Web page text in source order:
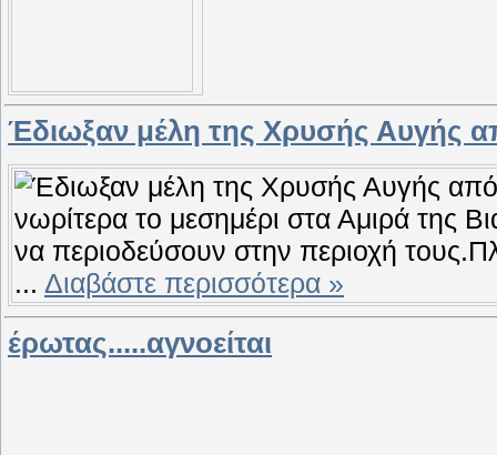
Έδιωξαν μέλη της Χρυσής Αυγής
... Διαβάστε περισσότερα »
έρωτας.....αγνοείται